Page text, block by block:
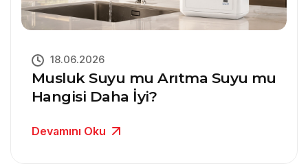
18.06.2026
Musluk Suyu mu Arıtma Suyu mu
Hangisi Daha İyi?
Devamını Oku